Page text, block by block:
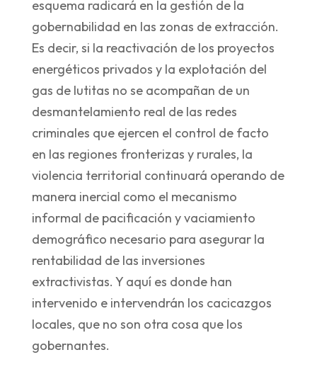
esquema radicará en la gestión de la
gobernabilidad en las zonas de extracción.
Es decir, si la reactivación de los proyectos
energéticos privados y la explotación del
gas de lutitas no se acompañan de un
desmantelamiento real de las redes
criminales que ejercen el control de facto
en las regiones fronterizas y rurales, la
violencia territorial continuará operando de
manera inercial como el mecanismo
informal de pacificación y vaciamiento
demográfico necesario para asegurar la
rentabilidad de las inversiones
extractivistas. Y aquí es donde han
intervenido e intervendrán los cacicazgos
locales, que no son otra cosa que los
gobernantes.